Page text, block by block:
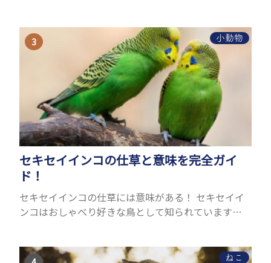
理由はさま...
小動物
セキセイインコの仕草と意味を完全ガイ
ド！
セキセイインコの仕草には意味がある！ セキセイイ
ンコはおしゃべり好きな鳥として知られています
をふったり、眠...
ねこ